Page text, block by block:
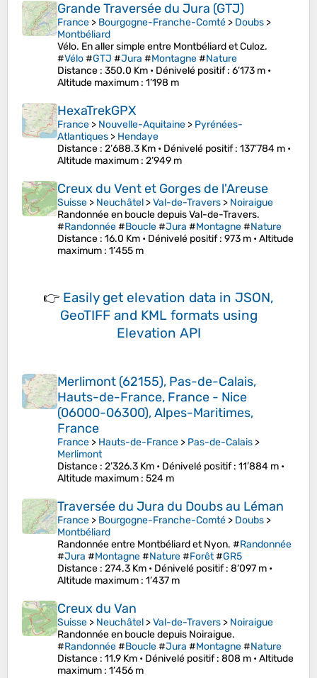
Grande Traversée du Jura (GTJ)
France > Bourgogne-Franche-Comté > Doubs >
Montbéliard
Vélo. En aller simple entre Montbéliard et Culoz.
#Vélo#GTJ #Jura #Montagne#Nature
Distance : 350.0 Km • Dénivelé positif: 6’173 m •
Altitude maximum : 1’198 m
HexaTrekGPX
France > Nouvelle-Aquitaine > Pyrénées-
Atlantiques > Hendaye
Distance : 2’688.3 Km • Dénivelé positif: 137’784 m •
Altitude maximum : 2’949 m
Creux du Vent et Gorges de l'Areuse
Suisse > Neuchâtel >Val-de-Travers > Noiraigue
Randonnée en boucle depuis Val-de-Travers.
#Randonnée#Boucle#Jura #Montagne#Nature
Distance : 16.0 Km • Dénivelé positif: 973 m •Altitude
maximum : 1’455 m
👉 Easily get elevation data in JSON,
GeoTIFF and KML formats using
Elevation API
Merlimont (62155), Pas-de-Calais,
Hauts-de-France, France - Nice
(06000-06300), Alpes-Maritimes,
France
France > Hauts-de-France > Pas-de-Calais >
Merlimont
Distance : 2’326.3 Km • Dénivelé positif: 11’884 m •
Altitude maximum : 524 m
Traversée du Jura du Doubs au Léman
France > Bourgogne-Franche-Comté > Doubs >
Montbéliard
Randonnée entre Montbéliard et Nyon. #Randonnée
#Jura #Montagne#Nature#Forêt#GR5
Distance : 274.3 Km • Dénivelé positif: 8’097 m •
Altitude maximum : 1’437 m
Creux du Van
Suisse > Neuchâtel >Val-de-Travers > Noiraigue
Randonnée en boucle depuis Noiraigue.
#Randonnée#Boucle#Jura #Montagne#Nature
Distance : 11.9 Km • Dénivelé positif: 808 m •Altitude
maximum : 1’456 m